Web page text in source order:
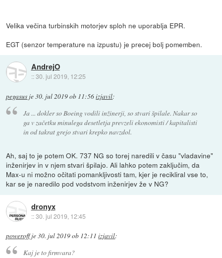
Velika večina turbinskih motorjev sploh ne uporablja EPR.
EGT (senzor temperature na izpustu) je precej bolj pomemben.
AndrejO
::30. jul 2019, 12:25
pegasus je30. jul 2019 ob 11:56izjavil:
Ja ... dokler so Boeing vodili inžinerji, so stvari špilale. Nakar so
ga v začetku minulega desetletja prevzeli ekonomisti / kapitalisti
in od takrat grejo stvari krepko navzdol.
Ah, saj to je potem OK. 737 NG so torej naredili v času "vladavine"
inženirjev in v njem stvari špilajo. Ali lahko potem zaključim, da
Max-u ni možno očitati pomankljivosti tam, kjer je recikliral vse to,
kar se je naredilo pod vodstvom inženirjev že v NG?
dronyx
::30. jul 2019, 12:45
poweroffje30. jul 2019 ob 12:11 izjavil:
Kaj je to firmvara?